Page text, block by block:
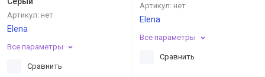
Артикул: нет
Elena
Все параметры
Сравнить
Артикул: нет
Elena
Все параметры
Сравнить